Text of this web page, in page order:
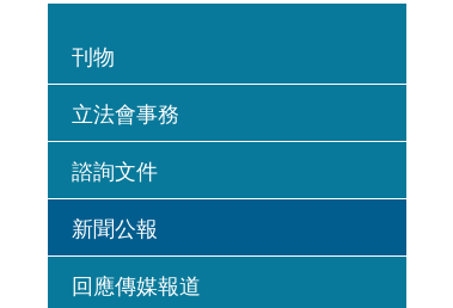
刊物
立法會事務
諮詢文件
新聞公報
回應傳媒報道